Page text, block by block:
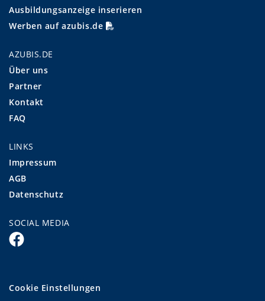
Ausbildungsanzeige inserieren
Werben auf azubis.de
AZUBIS.DE
Über uns
Partner
Kontakt
FAQ
LINKS
Impressum
AGB
Datenschutz
SOCIAL MEDIA
Cookie Einstellungen